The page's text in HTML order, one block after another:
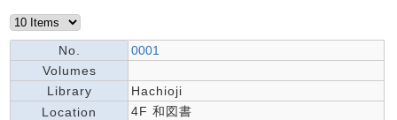
No.
0001
Volumes
Library
Hachioji
Location
4F 和図書